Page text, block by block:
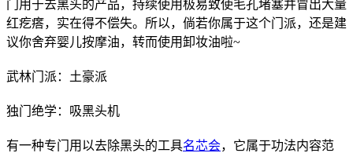
门用于去黑头的产品，持续使用极易致使毛孔堵塞并冒出大量
红疙瘩，实在得不偿失。所以，倘若你属于这个门派，还是建
议你舍弃婴儿按摩油，转而使用卸妆油啦~
武林门派：土豪派
独门绝学：吸黑头机
有一种专门用以去除黑头的工具名芯会，它属于功法内容范